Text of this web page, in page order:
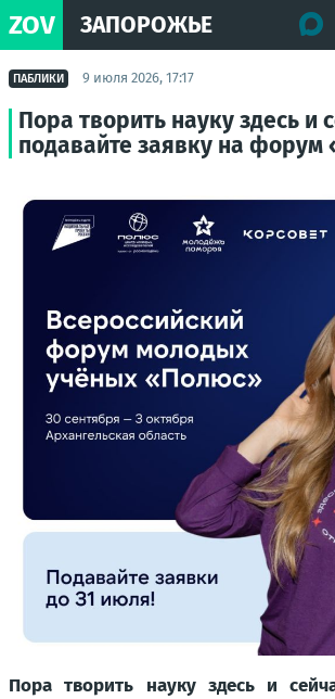
ZOV ЗАПОРОЖЬЕ
ПАБЛИКИ 9 июля 2026, 17:17
Пора творить науку здесь и
подавайте заявку на форум
Пора творить науку здесь и